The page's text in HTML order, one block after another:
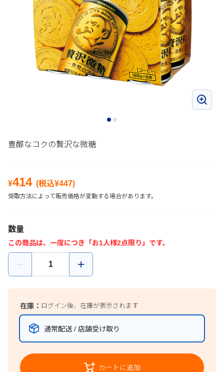
豊醇なコクの贅沢な微糖
¥414 (税込¥447)
受取方法によって販売価格が変動する場合があります。
数量
この商品は、一度につき「お1人様2点限り」です。
在庫： ログイン後、在庫が表示されます
通常配送 / 店舗受け取り
カートに追加